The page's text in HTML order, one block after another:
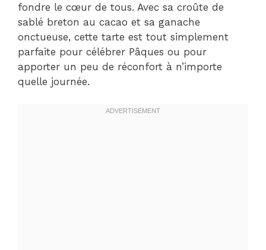
fondre le cœur de tous. Avec sa croûte de
sablé breton au cacao et sa ganache
onctueuse, cette tarte est tout simplement
parfaite pour célébrer Pâques ou pour
apporter un peu de réconfort à n’importe
quelle journée.